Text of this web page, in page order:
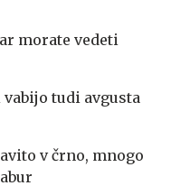
morate vedeti
tudi avgusta
v črno, mnogo